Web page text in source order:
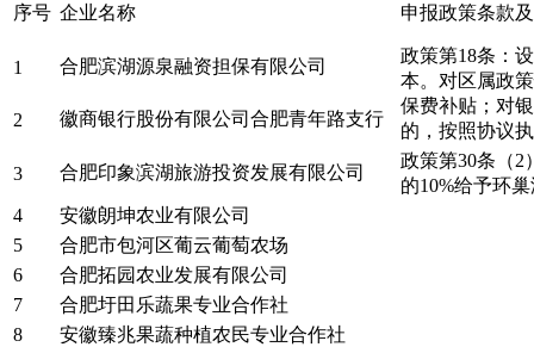
序号 企业名称 申报政策条款
1 合肥滨湖源泉融资担保有限公司
政策第18条：
本。对区属政
保费补贴；对
的，按照协议
2 徽商银行股份有限公司合肥青年路支行
3 合肥印象滨湖旅游投资发展有限公司
政策第30条（2
的10%给予环
4
安徽朗坤农业有限公司
5
合肥市包河区葡云葡萄农场
6
合肥拓园农业发展有限公司
7
合肥圩田乐蔬果专业合作社
8
安徽臻兆果蔬种植农民专业合作社